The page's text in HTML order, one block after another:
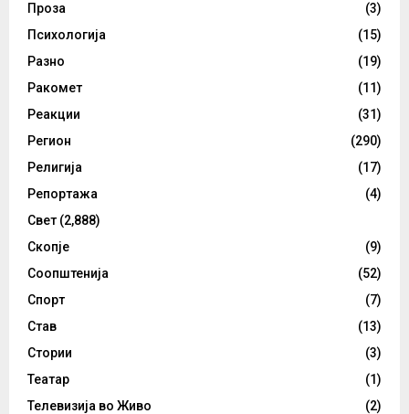
Проза
(3)
Психологија
(15)
Разно
(19)
Ракомет
(11)
Реакции
(31)
Регион
(290)
Религија
(17)
Репортажа
(4)
Свет (2,888)
Скопје
(9)
Соопштенија
(52)
Спорт
(7)
Став
(13)
Стории
(3)
Театар
(1)
Телевизија во Живо
(2)